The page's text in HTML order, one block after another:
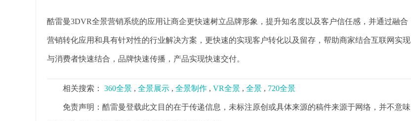
酷雷曼3DVR全景营销系统的应用让商企更快速树立品牌形象，提升知名度以及客户信任感，并通过融合
营销转化应用和具有针对性的行业解决方案，更快速的实现客户转化以及留存，帮助商家结合互联网实现
与消费者快速结合，品牌快速传播，产品实现快速交付。
相关搜索： 360全景 , 全景展示 , 全景制作 , VR全景 , 全景 , 720全景
免责声明：酷雷曼登载此文目的在于传递信息，未标注原创或具体来源的稿件来源于网络，并不意味